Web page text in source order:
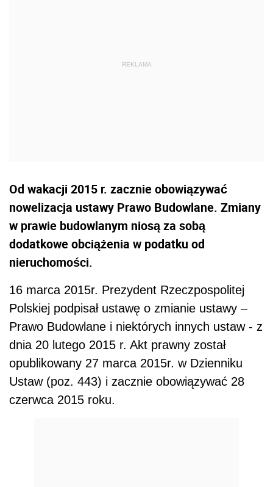
Od wakacji 2015 r. zacznie obowiązywać
nowelizacja ustawy Prawo Budowlane. Zmiany
w prawie budowlanym niosą za sobą
dodatkowe obciążenia w podatku od
nieruchomości.
16 marca 2015r. Prezydent Rzeczpospolitej
Polskiej podpisał ustawę o zmianie ustawy –
Prawo Budowlane i niektórych innych ustaw - z
dnia 20 lutego 2015 r. Akt prawny został
opublikowany 27 marca 2015r. w Dzienniku
Ustaw (poz. 443) i zacznie obowiązywać 28
czerwca 2015 roku.